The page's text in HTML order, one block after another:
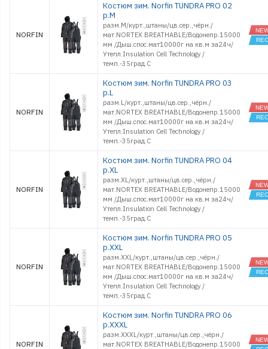
NORFIN
Костюм зим. Norfin TUNDRA PRO 02
р.M
разм.M/курт.,штаны/цв.сер.,чёрн./
мат.NORTEX BREATHABLE/Водонепр.15000
мм /Дыш.спос.мат10000г на кв.м за24ч/
Утепл.Insulation Cell Technology /
темп.-35град.С
NORFIN
Костюм зим. Norfin TUNDRA PRO 03
р.L
разм.L/курт.,штаны/цв.сер.,чёрн./
мат.NORTEX BREATHABLE/Водонепр.15000
мм /Дыш.спос.мат10000г на кв.м за24ч/
Утепл.Insulation Cell Technology /
темп.-35град.С
NORFIN
Костюм зим. Norfin TUNDRA PRO 04
р.XL
разм.XL/курт.,штаны/цв.сер.,чёрн./
мат.NORTEX BREATHABLE/Водонепр.15000
мм /Дыш.спос.мат10000г на кв.м за24ч/
Утепл.Insulation Cell Technology /
темп.-35град.С
NORFIN
Костюм зим. Norfin TUNDRA PRO 05
р.XXL
разм.XXL/курт.,штаны/цв.сер.,чёрн./
мат.NORTEX BREATHABLE/Водонепр.15000
мм /Дыш.спос.мат10000г на кв.м за24ч/
Утепл.Insulation Cell Technology /
темп.-35град.С
NORFIN
Костюм зим. Norfin TUNDRA PRO 06
р.XXXL
разм.XXXL/курт.,штаны/цв.сер.,чёрн./
мат.NORTEX BREATHABLE/Водонепр.15000